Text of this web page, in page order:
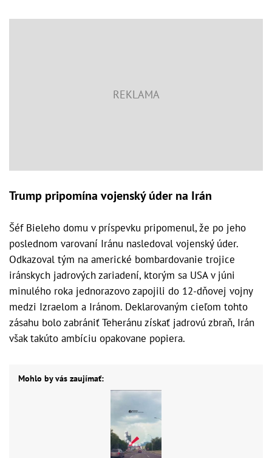
Trump pripomína vojenský úder na Irán
Šéf Bieleho domu v príspevku pripomenul, že po jeho
poslednom varovaní Iránu nasledoval vojenský úder.
Odkazoval tým na americké bombardovanie trojice
iránskych jadrových zariadení, ktorým sa USA v júni
minulého roka jednorazovo zapojili do 12-dňovej vojny
medzi Izraelom a Iránom. Deklarovaným cieľom tohto
zásahu bolo zabrániť Teheránu získať jadrovú zbraň, Irán
však takúto ambíciu opakovane popiera.
Mohlo by vás zaujímať: